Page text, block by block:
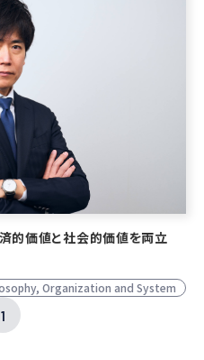
的価値と社会的価値を両立
Organization and System
1ペ